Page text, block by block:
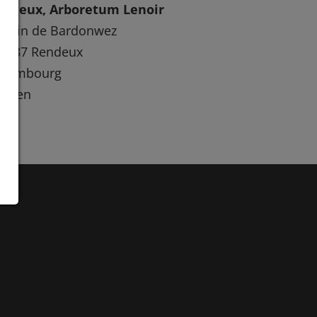
Arboretum Lenoir
de Bardonwez
6987 Rendeux